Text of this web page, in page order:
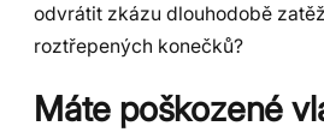
odvrátit zkázu dlouhodobě
roztřepených konečků?
Máte poškozené